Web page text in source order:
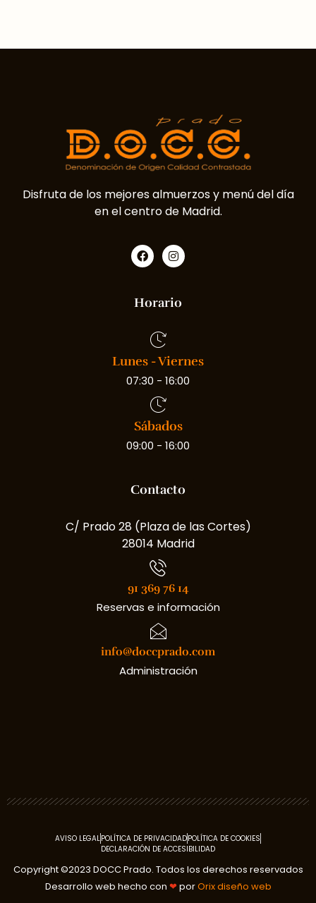
Disfruta de los mejores almuerzos y menú del día
en el centro de Madrid.
Horario
Lunes - Viernes
07:30 - 16:00
Sábados
09:00 - 16:00
Contacto
C/ Prado 28 (Plaza de las Cortes)
28014 Madrid
91 369 76 14
Reservas e información
info@doccprado.com
Administración
AVISO LEGALPOLÍTICA DE PRIVACIDADPOLÍTICA DE COOKIES
DECLARACIÓN DE ACCESIBILIDAD
Copyright ©2023 DOCC Prado. Todos los derechos reservados
Desarrollo web hecho con ❤ porOrix diseño web